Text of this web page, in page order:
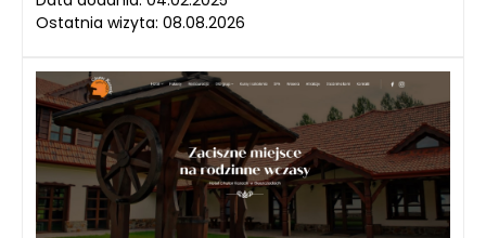
Ostatnia wizyta: 08.08.2026